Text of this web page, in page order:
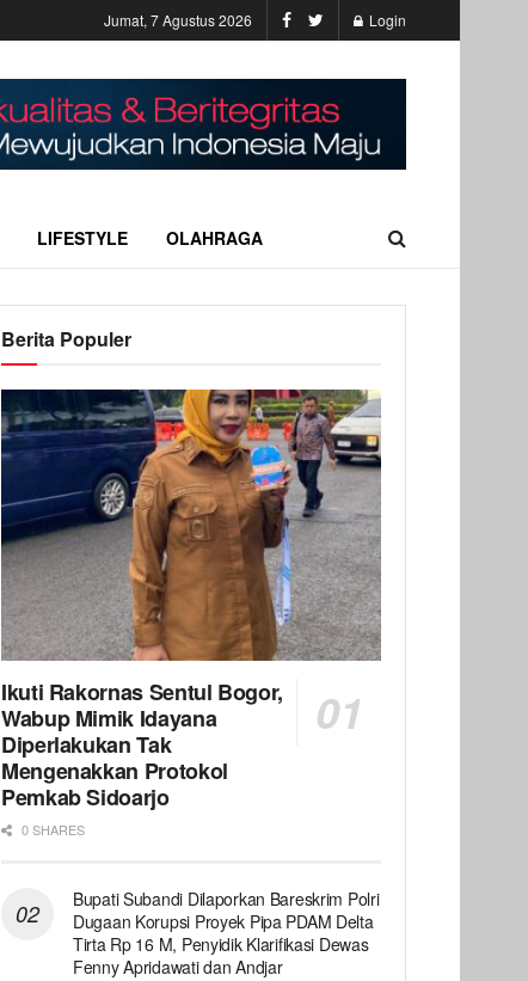
Jumat, 7 Agustus 2026 Login
LIFESTYLE OLAHRAGA
Berita Populer
Ikuti Rakornas Sentul Bogor,
Wabup Mimik Idayana
Diperlakukan Tak
Mengenakkan Protokol
Pemkab Sidoarjo
0 SHARES
Bupati Subandi Dilaporkan Bareskrim Polri
Dugaan Korupsi Proyek Pipa PDAM Delta
Tirta Rp 16 M, Penyidik Klarifikasi Dewas
Fenny Apridawati dan Andjar